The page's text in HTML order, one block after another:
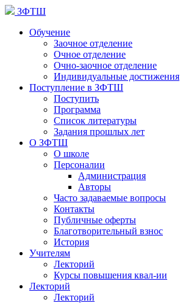
ЗФТШ
Обучение
Заочное отделение
Очное отделение
Очно-заочное отделение
Индивидуальные достижения
Поступление в ЗФТШ
Поступить
Программа
Список литературы
Задания прошлых лет
О ЗФТШ
О школе
Персоналии
Администрация
Авторы
Часто задаваемые вопросы
Контакты
Публичные оферты
Благотворительный взнос
История
Учителям
Лекторий
Курсы повышения квал-ии
Лекторий
Лекторий